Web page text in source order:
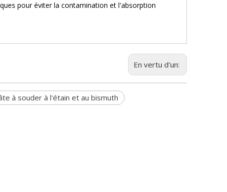
pour éviter la contamination et l'absorption
En vertu d'un:
à souder à l'étain et au bismuth